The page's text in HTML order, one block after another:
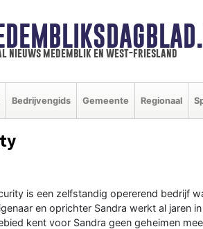
nieuws medemblik en west-friesland
Bedrijvengids Gemeente Regionaal
is een zelfstandig opererend bedrijf
en oprichter Sandra werkt al jaren
kent voor Sandra geen geheimen